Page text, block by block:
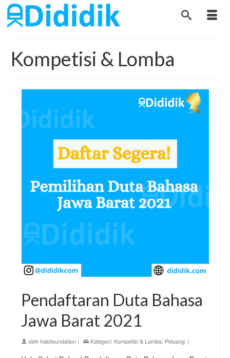
Kompetisi & Lomba
Pendaftaran Duta Bahasa
Jawa Barat 2021
olehhalofoundation | Kategori: Kompetisi & Lomba Peluang |